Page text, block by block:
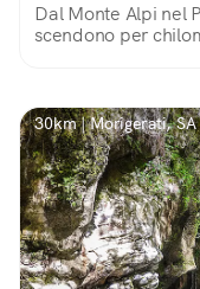
Dal Monte Alpi nel
scendono per
30km | Morigerati, SA